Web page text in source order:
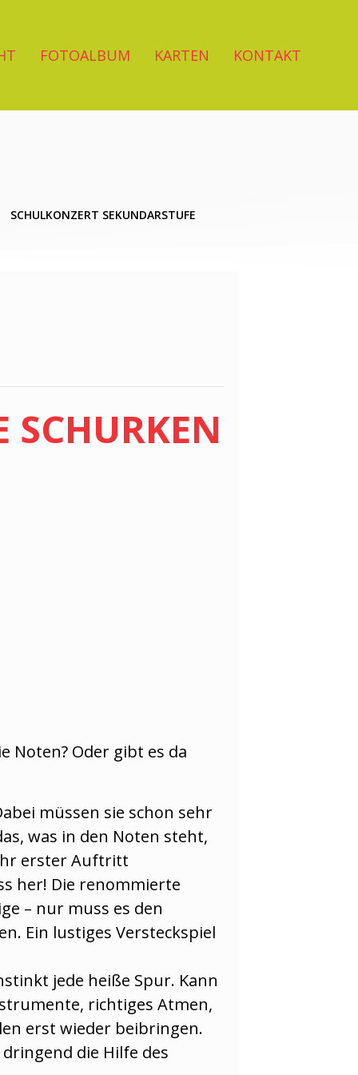
FOTOALBUM KARTEN KONTAKT
SCHULKONZERT SEKUNDARSTUFE
Noten? Oder gibt es da
müssen sie schon sehr
was in den Noten steht,
erster Auftritt
her! Die renommierte
– nur muss es den
Ein lustiges Versteckspiel
jede heiße Spur. Kann
richtiges Atmen,
erst wieder beibringen.
die Hilfe des